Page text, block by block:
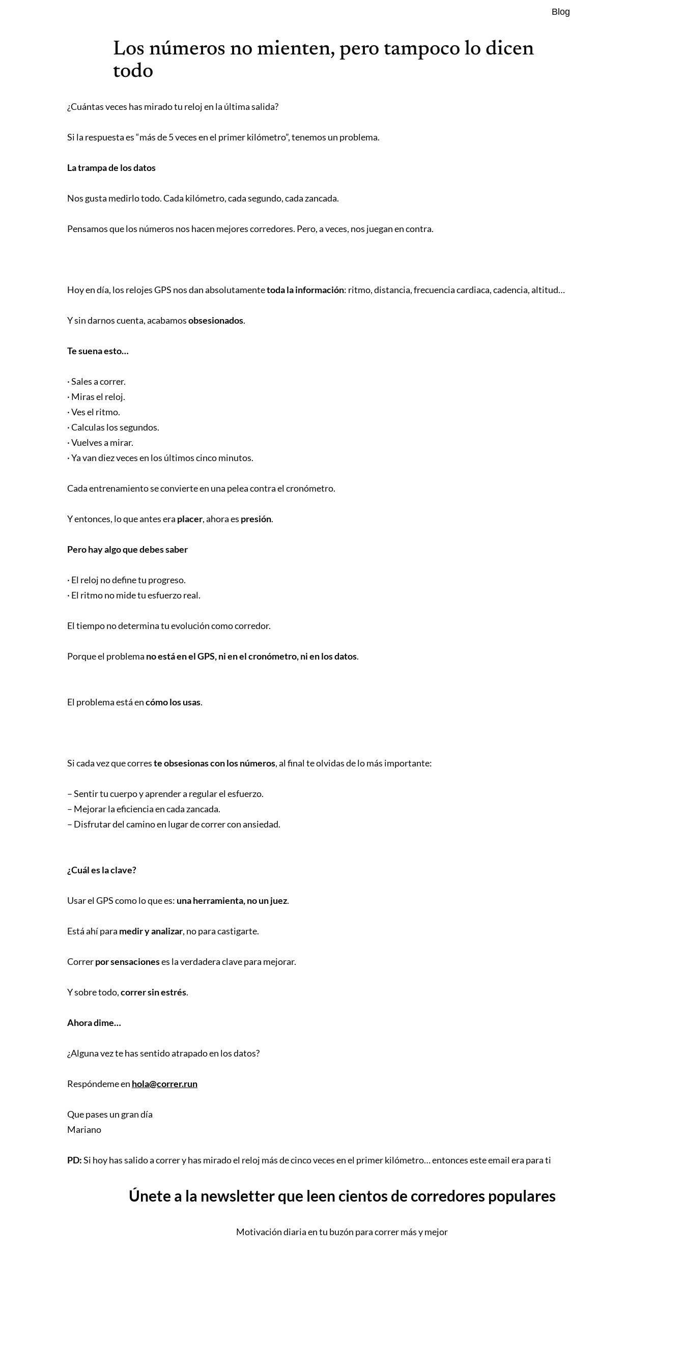
Y
lo
sabes!
Blog
Los números no mienten, pero tampoco lo dicen
todo
¿Cuántas veces has mirado tu reloj en la última salida?
Si la respuesta es “más de 5 veces en el primer kilómetro”, tenemos un problema.
La trampa de los datos
Nos gusta medirlo todo. Cada kilómetro, cada segundo, cada zancada.
Pensamos que los números nos hacen mejores corredores. Pero, a veces, nos juegan en contra.
Hoy en día, los relojes GPS nos dan absolutamentetoda la información: ritmo, distancia, frecuencia cardiaca, cadencia, altitud…
Y sin darnos cuenta, acabamosobsesionados.
Te suena esto…
· Sales a correr.
· Miras el reloj.
· Ves el ritmo.
· Calculas los segundos.
· Vuelves a mirar.
· Ya van diez veces en los últimos cinco minutos.
Cada entrenamiento se convierte en una pelea contra el cronómetro.
Y entonces, lo que antes era placer, ahora es presión.
Pero hay algo que debes saber
· El reloj no define tu progreso.
· El ritmo no mide tu esfuerzo real.
El tiempo no determina tu evolución como corredor.
Porque el problema no está en el GPS, ni en el cronómetro, ni en los datos.
El problema está encómo los usas.
Si cada vez que correste obsesionas con los números, al final te olvidas de lo más importante:
– Sentir tu cuerpo y aprender a regular el esfuerzo.
– Mejorar la eficiencia en cada zancada.
– Disfrutar del camino en lugar de correr con ansiedad.
¿Cuál es la clave?
Usar el GPS como lo que es: una herramienta, no un juez.
Está ahí para medir y analizar, no para castigarte.
Correrpor sensacioneses la verdadera clave para mejorar.
Y sobre todo,correr sin estrés.
Ahora dime…
¿Alguna vez te has sentido atrapado en los datos?
Respóndeme en hola@correr.run
Que pases un gran día
Mariano
PD:Si hoy has salido a correr y has mirado el reloj más de cinco veces en el primer kilómetro… entonces este email era para ti
Únete a la newsletter que leen cientos de corredores populares
Motivación diaria en tu buzón para correr más y mejor